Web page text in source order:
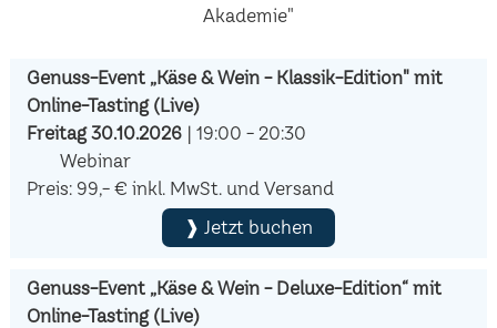
Akademie"
Genuss-Event „Käse & Wein - Klassik-Edition" mit
Online-Tasting (Live)
Freitag 30.10.2026| 19:00 - 20:30
Webinar
Preis: 99,- € inkl. MwSt. und Versand
❱ Jetzt buchen
Genuss-Event „Käse & Wein - Deluxe-Edition“ mit
Online-Tasting (Live)